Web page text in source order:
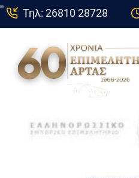
Τηλ: 26810 28728